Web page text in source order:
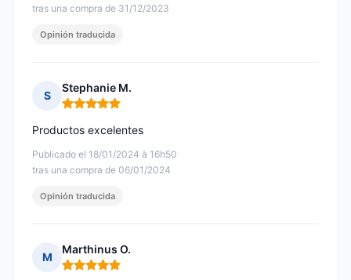
tras una compra de 31/12/2023
Opinión traducida
S
Stephanie M.
Nota: 5 de 5
Publicado el 18/01/2024 à 16h50
tras una compra de 06/01/2024
Productos excelentes
Opinión traducida
M
Marthinus O.
Nota: 5 de 5